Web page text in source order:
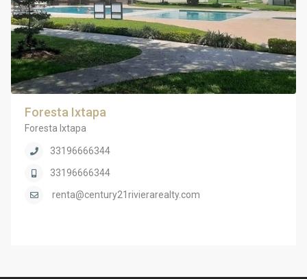
Foresta Ixtapa
Foresta Ixtapa
33196666344
33196666344
renta@century21rivierarealty.com